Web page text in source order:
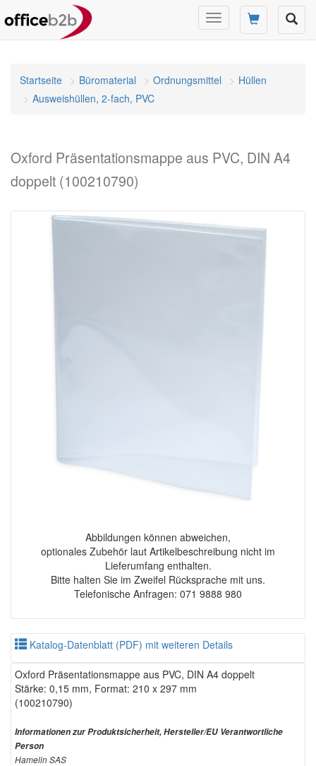
Navigation
umschalten
Startseite Büromaterial Ordnungsmittel
Hüllen
Ausweishüllen, 2-fach, PVC
Oxford Präsentationsmappe aus PVC, DIN A4
doppelt (100210790)
Abbildungen können abweichen,
optionales Zubehör laut Artikelbeschreibung nicht im
Lieferumfang enthalten.
Bitte halten Sie im Zweifel Rücksprache mit uns.
Telefonische Anfragen: 071 9888 980
Katalog-Datenblatt (PDF) mit weiteren Details
Oxford Präsentationsmappe aus PVC, DIN A4 doppelt
Stärke: 0,15 mm, Format: 210 x 297 mm
(100210790)
Informationen zur Produktsicherheit, Hersteller/EU Verantwortliche
Person
Hamelin SAS